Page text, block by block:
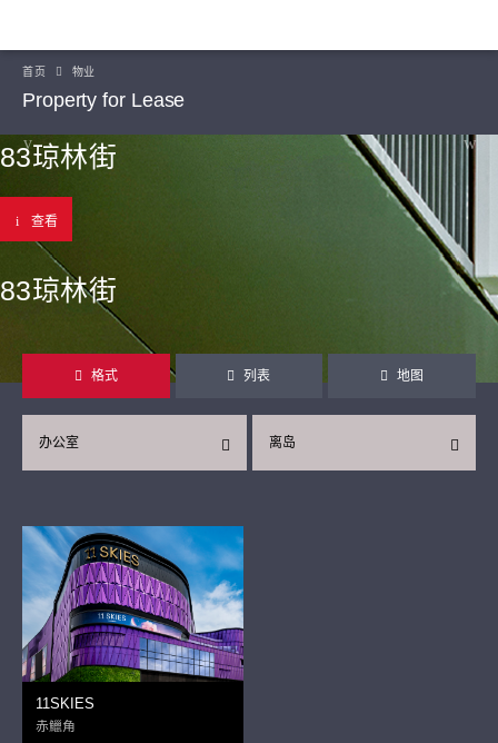
首页 物业
Property for Lease
83琼林街
查看
83琼林街
格式 列表 地图
离岛
办公室
11SKIES
赤鱲角